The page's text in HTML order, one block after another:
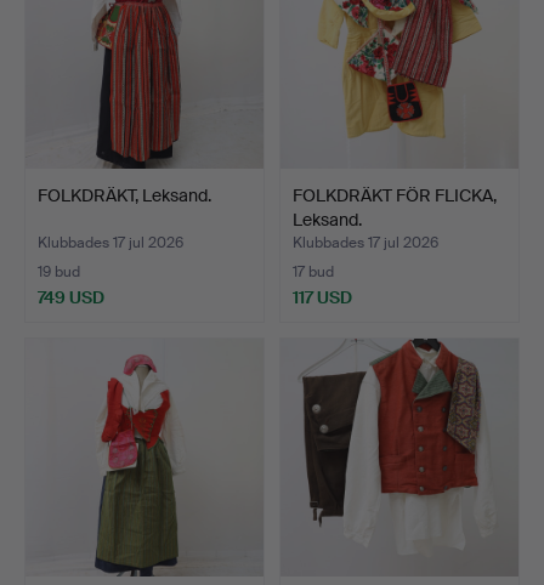
FOLKDRÄKT, Leksand.
Klubbades 17 jul 2026
19 bud
749 USD
FOLKDRÄKT FÖR FLICKA,
Leksand.
Klubbades 17 jul 2026
17 bud
117 USD